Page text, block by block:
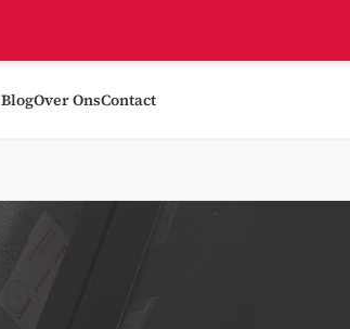
BlogOver OnsContact